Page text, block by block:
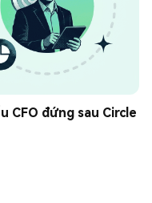
CFO đứng sau Circle